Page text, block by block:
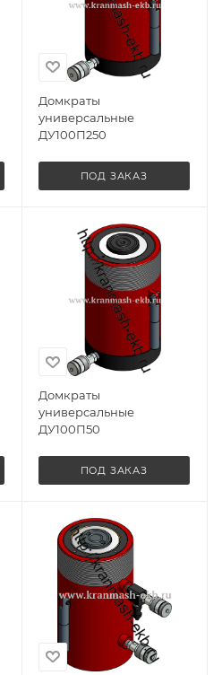
Домкраты
универсальные
ДУ100П250
ПОД ЗАКАЗ
Домкраты
универсальные
ДУ100П50
ПОД ЗАКАЗ